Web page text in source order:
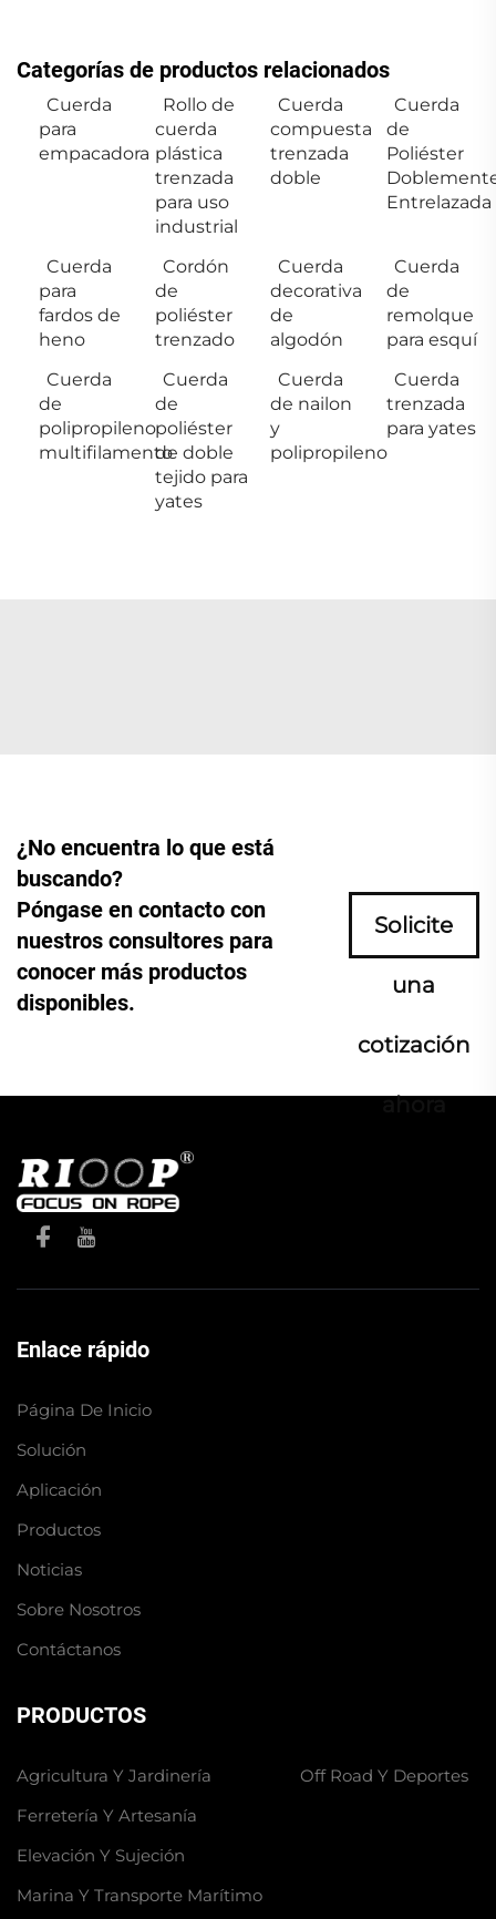
Categorías de productos relacionados
Cuerda
para
empacadora
Rollo de
cuerda
plástica
trenzada
para uso
industrial
Cuerda
compuesta
trenzada
doble
Cuerda
de
Poliéster
Entrelazada
Cuerda
para
fardos de
heno
Cordón
de
poliéster
trenzado
Cuerda
decorativa
de
algodón
Cuerda
de
remolque
para esquí
Cuerda
de
polipropileno
multifilamento
Cuerda
de
poliéster
de doble
tejido para
yates
Cuerda
de nailon
y
polipropileno
Cuerda
trenzada
para yates
¿No encuentra lo que está
buscando?
Póngase en contacto con
nuestros consultores para
conocer más productos
disponibles.
Solicite
una
cotización
ahora
Enlace rápido
Página De Inicio
Solución
Aplicación
Productos
Noticias
Sobre Nosotros
Contáctanos
PRODUCTOS
Agricultura Y Jardinería
Ferretería Y Artesanía
Elevación Y Sujeción
Marina Y Transporte Marítimo
Off Road Y Deportes